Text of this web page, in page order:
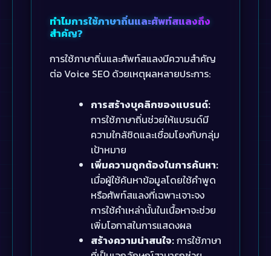
ทำไมการใช้ภาษาถิ่นและศัพท์สแลงถึง
สำคัญ?
การใช้ภาษาถิ่นและศัพท์สแลงมีความสำคัญ
ต่อ Voice SEO ด้วยเหตุผลหลายประการ:
การสร้างบุคลิกของแบรนด์:
การใช้ภาษาถิ่นช่วยให้แบรนด์มี
ความใกล้ชิดและเชื่อมโยงกับกลุ่ม
เป้าหมาย
เพิ่มความถูกต้องในการค้นหา:
เมื่อผู้ใช้ค้นหาข้อมูลโดยใช้คำพูด
หรือศัพท์สแลงที่เฉพาะเจาะจง
การใช้คำเหล่านั้นในเนื้อหาจะช่วย
เพิ่มโอกาสในการแสดงผล
สร้างความน่าสนใจ:การใช้ภาษา